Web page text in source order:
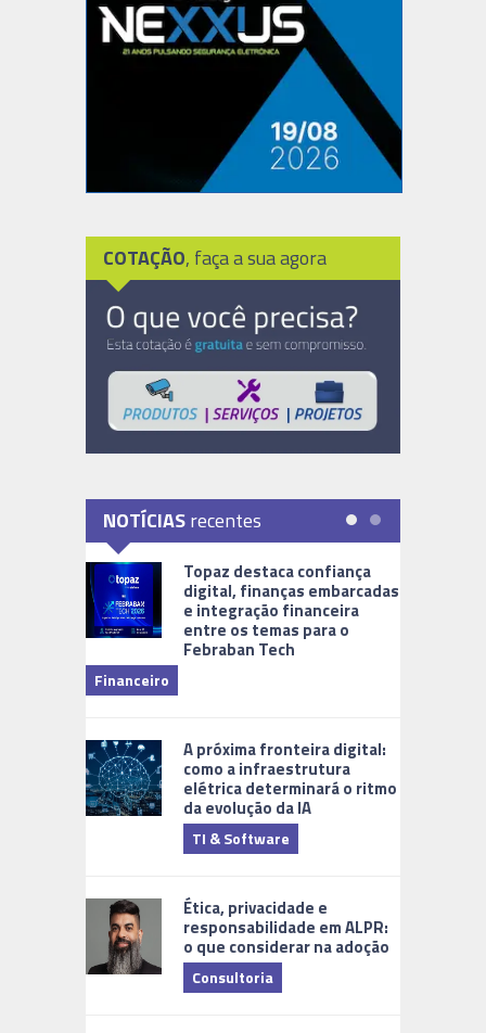
COTAÇÃO, faça a sua agora
NOTÍCIASrecentes
Topaz destaca confiança
digital, finanças embarcadas
e integração financeira
entre os temas para o
Febraban Tech
Financeiro
A próxima fronteira digital:
como a infraestrutura
elétrica determinará o ritmo
da evolução da IA
TI & Software
Ética, privacidade e
responsabilidade em ALPR:
o que considerar na adoção
Consultoria